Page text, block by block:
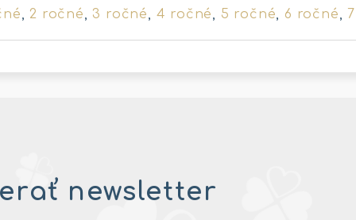
, 2 ročné, 3 ročné, 4 ročné, 5 ročné, 6 ročné,
newsletter